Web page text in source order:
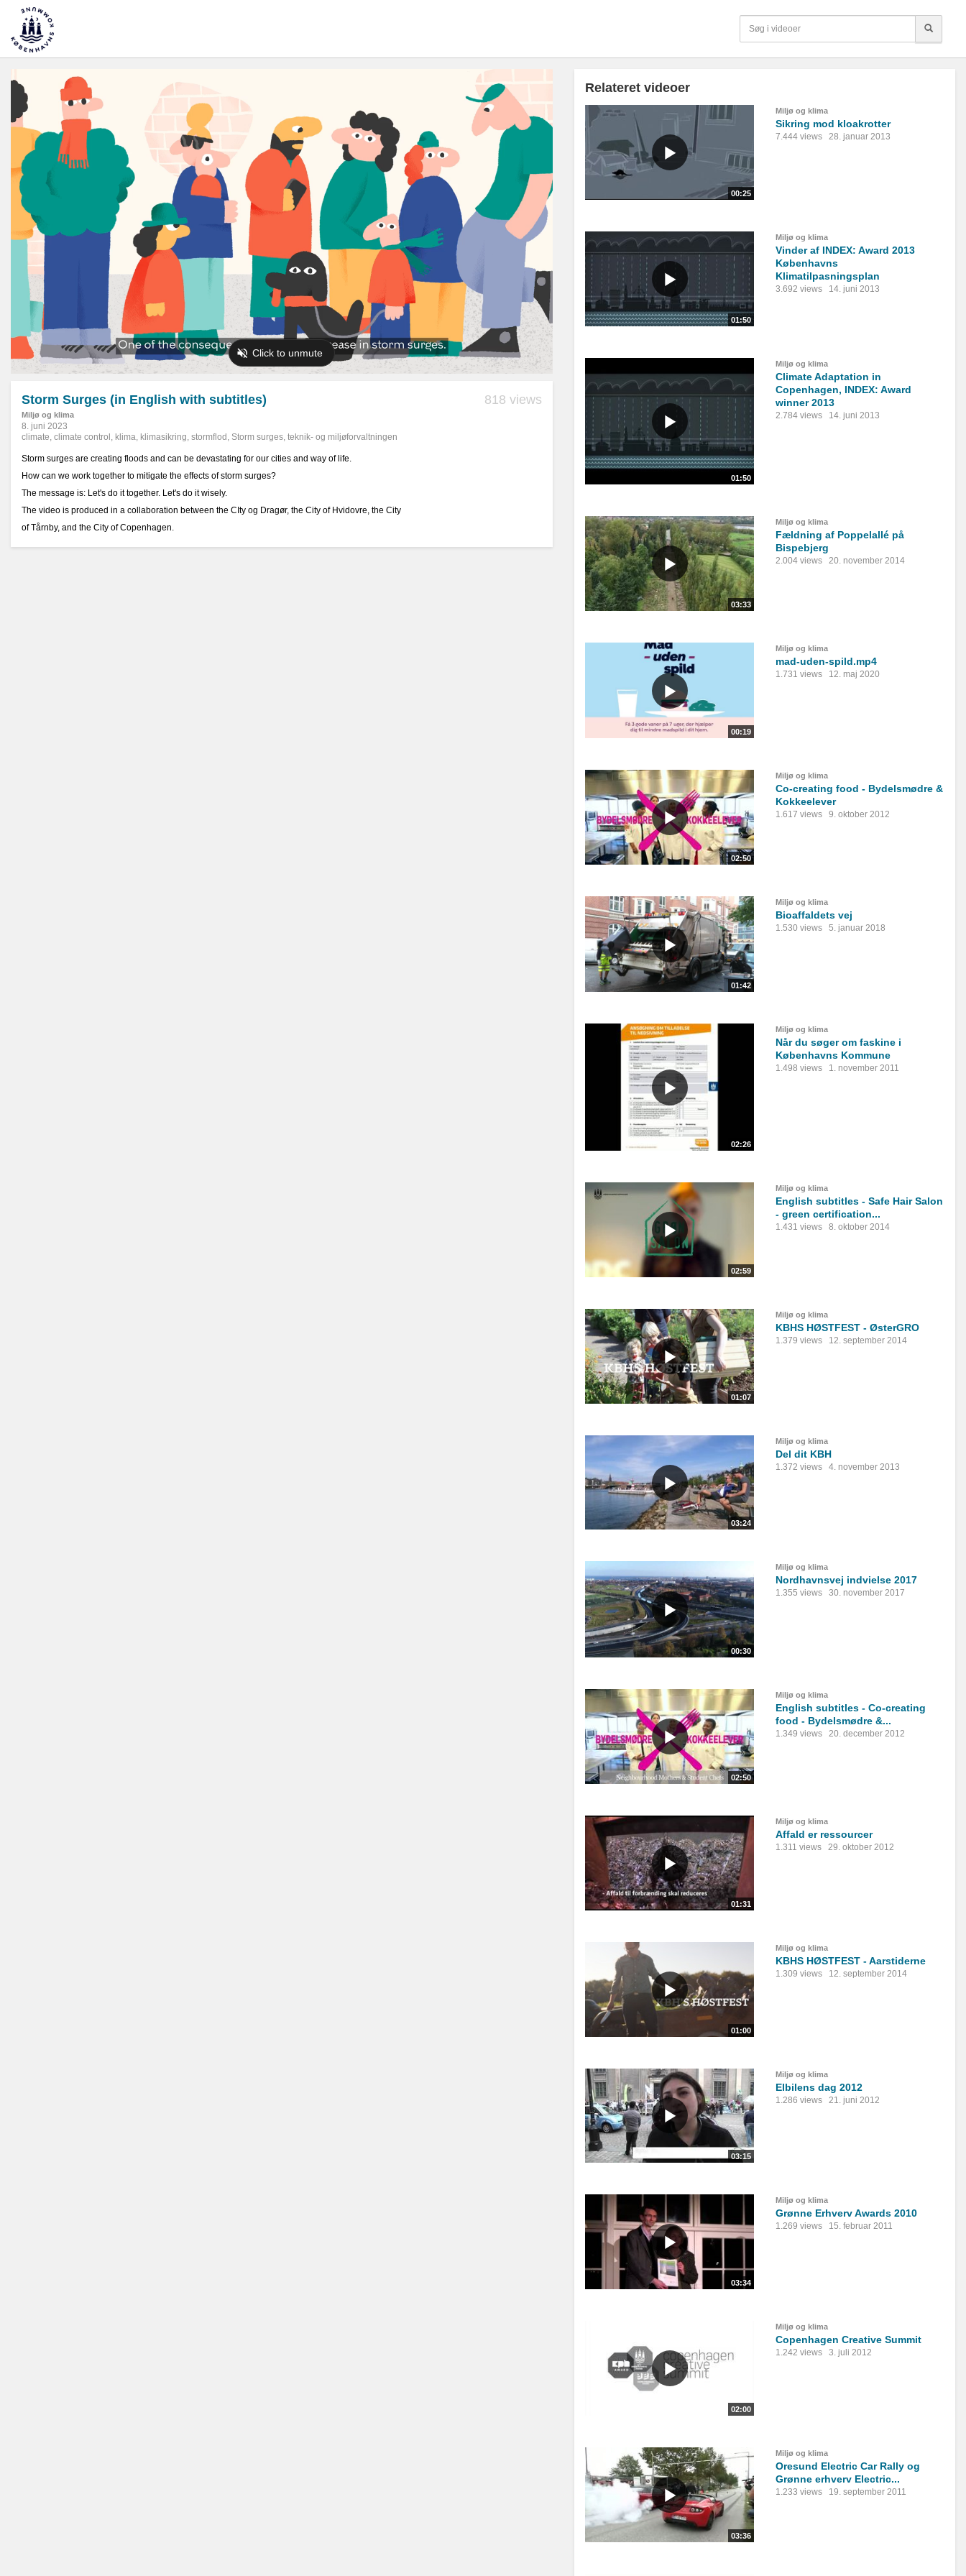
Storm Surges (in English with subtitles)
Miljø og klima
818 views
8. juni 2023
climate, climate control , klima, klimasikring, stormflod , Storm surges, teknik- og miljøforvaltningen
Storm surges are creating floods and can be devastating for our cities and way of life.
How can we work together to mitigate the effects of storm surges?
The message is: Let's do it together. Let's do it wisely.
The video is produced in a collaboration between the CIty og Dragør, the City of Hvidovre, the City
of Tårnby, and the City of Copenhagen.
Relateret videoer
00:25
Miljø og klima
Sikring mod kloakrotter
7.444 views 28. januar 2013
01:50
Miljø og klima
Vinder af INDEX: Award 2013
Københavns
Klimatilpasningsplan
3.692 views 14. juni 2013
01:50
Miljø og klima
Climate Adaptation in
Copenhagen, INDEX: Award
winner 2013
2.784 views 14. juni 2013
03:33
Miljø og klima
Fældning af Poppelallé på
Bispebjerg
2.004 views 20. november 2014
00:19
Miljø og klima
mad-uden-spild.mp4
1.731 views 12. maj 2020
02:50
Miljø og klima
Co-creating food - Bydelsmødre &
Kokkeelever
1.617 views 9. oktober 2012
01:42
Miljø og klima
Bioaffaldets vej
1.530 views 5. januar 2018
02:26
Miljø og klima
Når du søger om faskine i
Københavns Kommune
1.498 views 1. november 2011
02:59
Miljø og klima
English subtitles - Safe Hair Salon
- green certification...
1.431 views 8. oktober 2014
01:07
Miljø og klima
KBHS HØSTFEST - ØsterGRO
1.379 views 12. september 2014
03:24
Miljø og klima
Del dit KBH
1.372 views 4. november 2013
00:30
Miljø og klima
Nordhavnsvej indvielse 2017
1.355 views 30. november 2017
02:50
Miljø og klima
English subtitles - Co-creating
food - Bydelsmødre &...
1.349 views 20. december 2012
01:31
Miljø og klima
Affald er ressourcer
1.311 views 29. oktober 2012
01:00
Miljø og klima
KBHS HØSTFEST - Aarstiderne
1.309 views 12. september 2014
03:15
Miljø og klima
Elbilens dag 2012
1.286 views 21. juni 2012
03:34
Miljø og klima
Grønne Erhverv Awards 2010
1.269 views 15. februar 2011
02:00
Miljø og klima
Copenhagen Creative Summit
1.242 views 3. juli 2012
03:36
Miljø og klima
Oresund Electric Car Rally og
Grønne erhverv Electric...
1.233 views 19. september 2011